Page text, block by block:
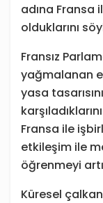
adına Fransa
olduklarını
Fransız
yağmalanan
yasa
Fransa ile
etkileşim ile
öğrenmeyi
Küresel